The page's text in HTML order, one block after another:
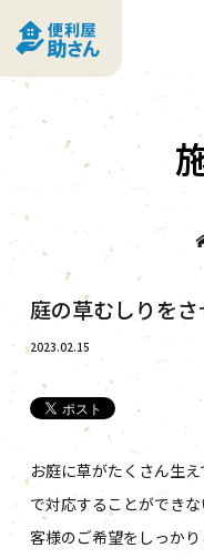
庭の草むしりを
2023.02.15
お庭に草がたくさん生
で対応することができ
客様のご希望をしっか